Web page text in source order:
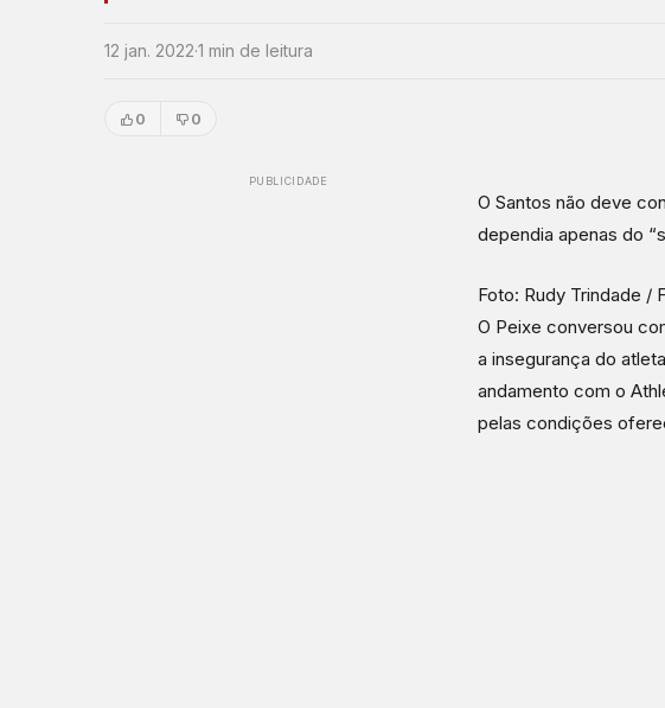
12 jan. 2022·1 min de leitura
0 0
PUBLICIDADE
O Santos não deve
dependia apenas do
Foto: Rudy Trindade /
O Peixe conversou
a insegurança do
andamento com o
pelas condições